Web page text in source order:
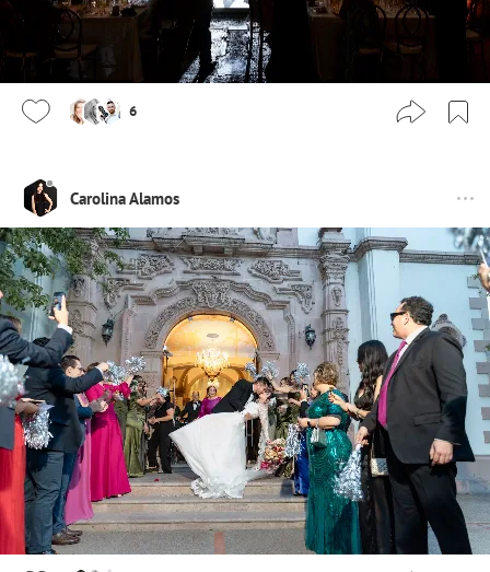
6
Carolina Alamos